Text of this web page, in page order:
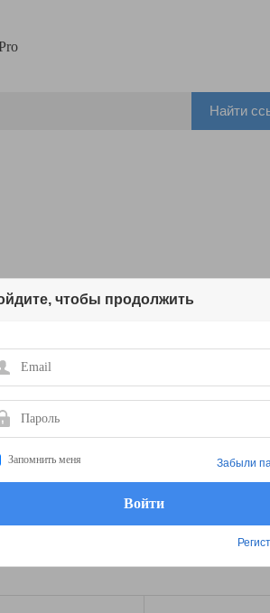
Найти
чтобы продолжить
Email
Пароль
Запомнить меня Забыли